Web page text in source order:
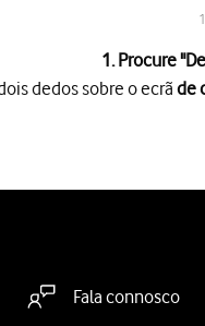
1. Procure "
dedos sobre o ecrãde
automaticamente"
Fala connosco